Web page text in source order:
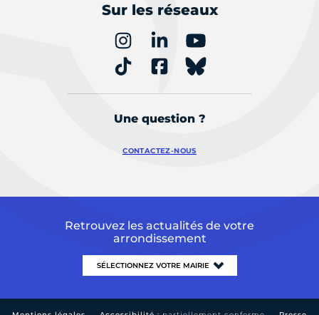
Sur les réseaux
Une question ?
CONTACTEZ-NOUS
Retrouvez les actualités de votre
arrondissement